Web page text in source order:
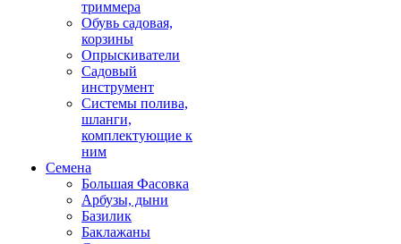
триммера
Обувь садовая,
корзины
Опрыскиватели
Садовый
инструмент
Системы полива,
шланги,
комплектующие к
ним
Семена
Большая Фасовка
Арбузы, дыни
Базилик
Баклажаны